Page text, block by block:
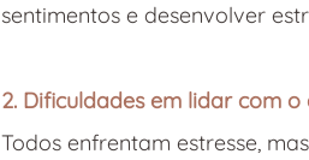
sentimentos e desenvolver
2. Dificuldades em lidar com o
Todos enfrentam estresse,